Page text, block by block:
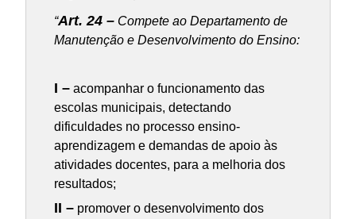
“Art. 24 – Compete ao Departamento de
Manutenção e Desenvolvimento do Ensino:
I – acompanhar o funcionamento das
escolas municipais, detectando
dificuldades no processo ensino-
aprendizagem e demandas de apoio às
atividades docentes, para a melhoria dos
resultados;
II – promover o desenvolvimento dos